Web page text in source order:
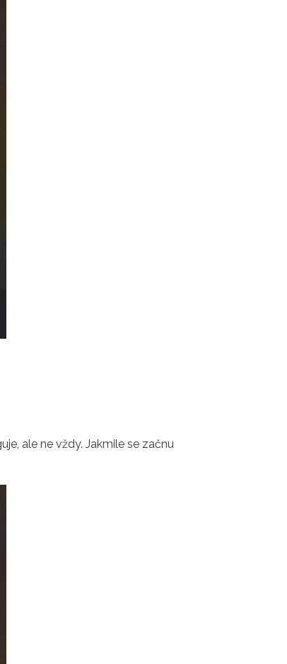
ale ne vždy. Jakmile se začnu